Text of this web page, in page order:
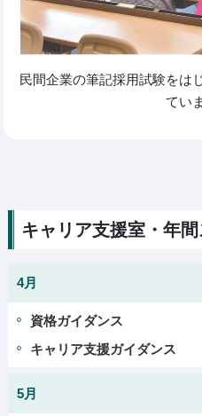
民間企業の筆記採用試験をは
てい
キャリア支援室・年
4月
資格ガイダンス
キャリア支援ガイダンス
5月